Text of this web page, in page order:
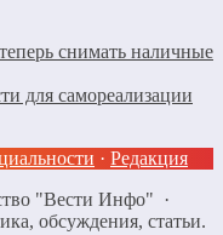
снимать наличные
для самореализации
· Редакция
"Вести Инфо" ·
обсуждения, статьи.